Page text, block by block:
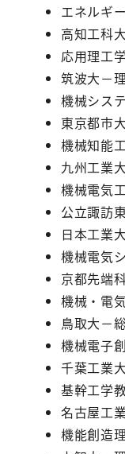
エネルギ
高知工科
応用理工
筑波大－
機械シス
東京都市
機械知能
九州工業
機械電気
公立諏訪
日本工業
機械電気
京都先端
機械・電
鳥取大－
機械電子
千葉工業
基幹工学
名古屋工
機能創造